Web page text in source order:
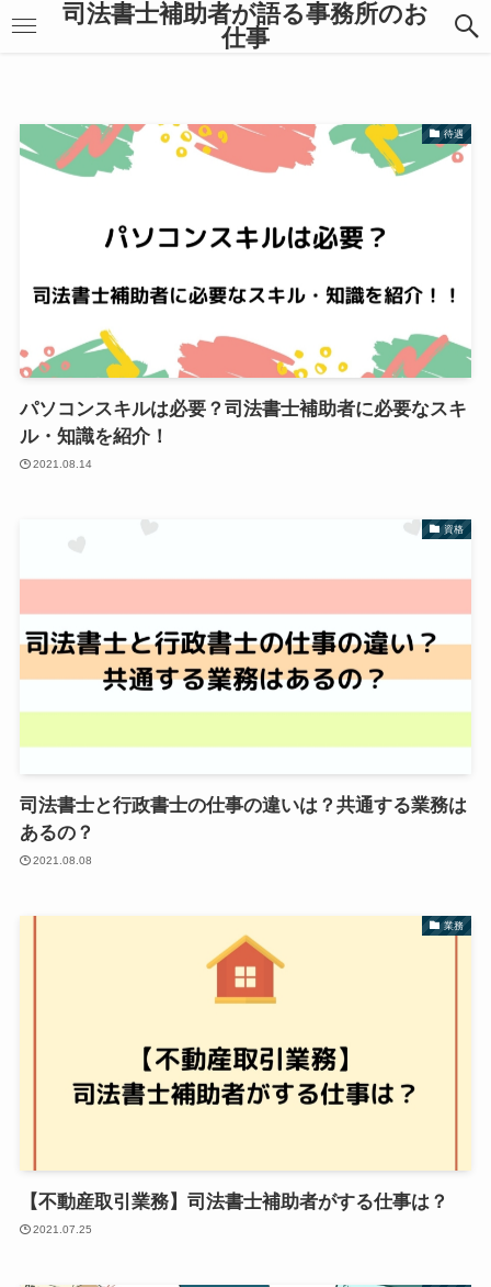
司法書士補助者が語る事務所のお
仕事
待遇
パソコンスキルは必要？司法書士補助者に必要なスキ
ル・知識を紹介！
2021.08.14
資格
司法書士と行政書士の仕事の違いは？共通する業務は
あるの？
2021.08.08
業務
【不動産取引業務】司法書士補助者がする仕事は？
2021.07.25